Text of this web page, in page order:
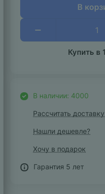
В
Купить в
В наличии: 4000
Рассчитать доставку
Нашли дешевле?
Хочу в подарок
Гарантия 5 лет